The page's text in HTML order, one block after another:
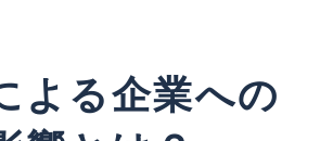
よる企業への